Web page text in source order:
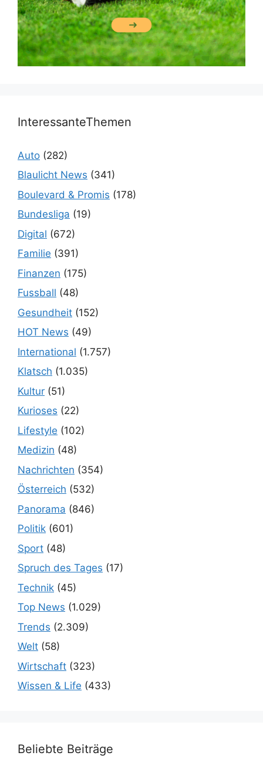
InteressanteThemen
Auto (282)
Blaulicht News (341)
Boulevard & Promis (178)
Bundesliga (19)
Digital (672)
Familie (391)
Finanzen (175)
Fussball (48)
Gesundheit (152)
HOT News (49)
International (1.757)
Klatsch (1.035)
Kultur (51)
Kurioses (22)
Lifestyle (102)
Medizin (48)
Nachrichten (354)
Österreich (532)
Panorama (846)
Politik (601)
Sport (48)
Spruch des Tages (17)
Technik (45)
Top News (1.029)
Trends (2.309)
Welt (58)
Wirtschaft (323)
Wissen & Life (433)
Beliebte Beiträge